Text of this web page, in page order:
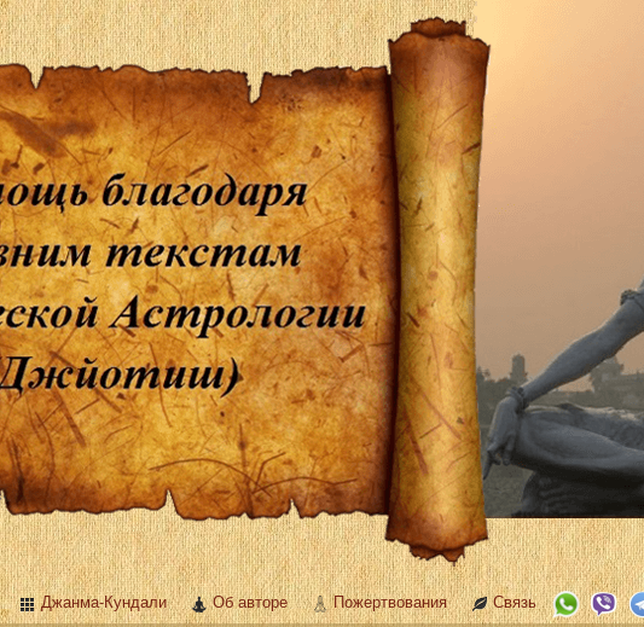
Джанма-Кундали Об авторе Пожертвования Связь